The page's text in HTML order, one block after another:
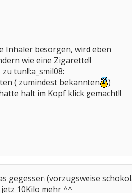
Inhaler besorgen, wird eben
wie eine Zigarette!!
tun!!:a_smil08:
( zumindest bekannten
)
halt im Kopf klick gemacht!!
gegessen (vorzugsweise
10Kilo mehr ^^